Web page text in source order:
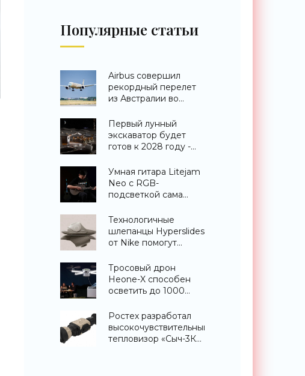
Популярные статьи
Airbus совершил
рекордный перелет
из Австралии во
«Техника»
Первый лунный
экскаватор будет
готов к 2028 году -
Умная гитара Litejam
Neo с RGB-
подсветкой сама
«Гаджеты»
Технологичные
шлепанцы Hyperslides
от Nike помогут
ноги после
тренировки -
«Гаджеты»
Тросовый дрон
Heone-X способен
осветить до 1000
земли -
«Беспилотники»
Ростех разработал
высокочувствительный
тепловизор «Сыч-3К»